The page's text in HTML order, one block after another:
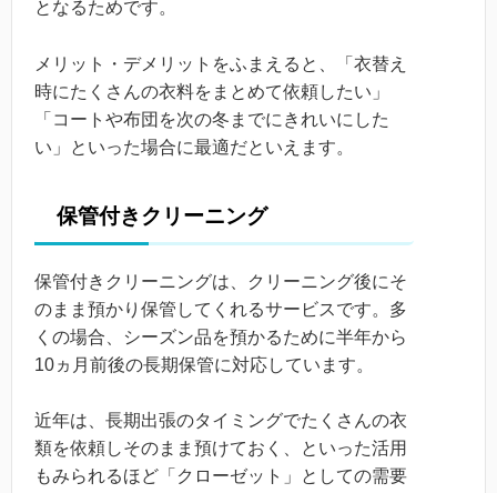
となるためです。
メリット・デメリットをふまえると、「衣替え
時にたくさんの衣料をまとめて依頼したい」
「コートや布団を次の冬までにきれいにした
い」といった場合に最適だといえます。
保管付きクリーニング
保管付きクリーニングは、クリーニング後にそ
のまま預かり保管してくれるサービスです。多
くの場合、シーズン品を預かるために半年から
10ヵ月前後の長期保管に対応しています。
近年は、長期出張のタイミングでたくさんの衣
類を依頼しそのまま預けておく、といった活用
もみられるほど「クローゼット」としての需要